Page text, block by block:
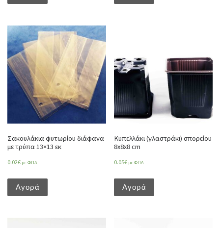
Σακουλάκια φυτωρίου διάφανα
με τρύπα 13×13 εκ
0.02€ με ΦΠΑ
Αγορά
Κυπελλάκι (γλαστράκι) σπορείου
8x8x8 cm
0.05€ με ΦΠΑ
Αγορά